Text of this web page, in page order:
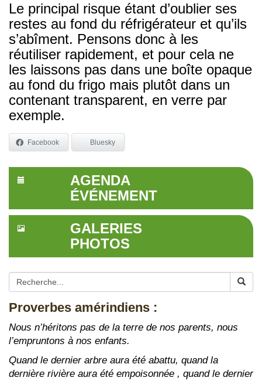
Le principal risque étant d’oublier ses
restes au fond du réfrigérateur et qu’ils
s’abîment. Pensons donc à les
réutiliser rapidement, et pour cela ne
les laissons pas dans une boîte opaque
au fond du frigo mais plutôt dans un
contenant transparent, en verre par
exemple.
Facebook Bluesky
AGENDA
ÉVÉNEMENT
GALERIES
PHOTOS
Proverbes amérindiens :
Nous n’héritons pas de la terre de nos parents, nous
l’empruntons à nos enfants.
Quand le dernier arbre aura été abattu, quand la
dernière rivière aura été empoisonnée , quand le dernier